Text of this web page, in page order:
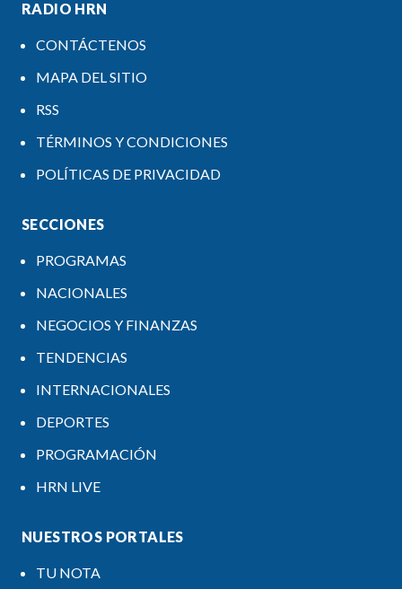
RADIO HRN
CONTÁCTENOS
MAPA DEL SITIO
RSS
TÉRMINOS Y CONDICIONES
POLÍTICAS DE PRIVACIDAD
SECCIONES
PROGRAMAS
NACIONALES
NEGOCIOS Y FINANZAS
TENDENCIAS
INTERNACIONALES
DEPORTES
PROGRAMACIÓN
HRN LIVE
NUESTROS PORTALES
TU NOTA